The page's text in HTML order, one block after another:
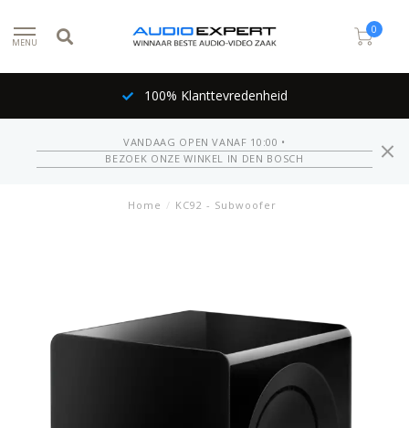
MENU
0
100% Klanttevredenheid
VANDAAG OPEN VANAF 10:00 •
BEZOEK ONZE WINKEL IN DEN BOSCH
Home / KC92 - Subwoofer